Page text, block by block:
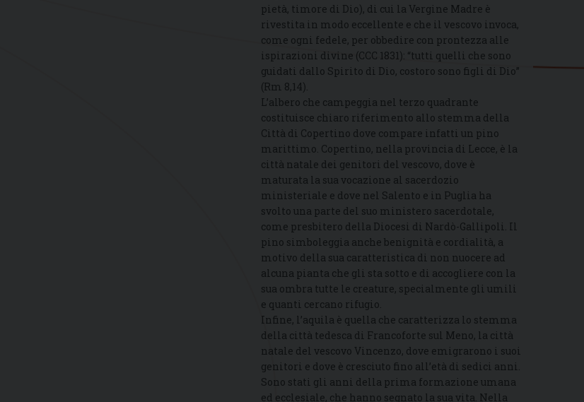
pietà, timore di Dio), di cui la Vergine Madre è
rivestita in modo eccellente e che il vescovo invoca,
come ogni fedele, per obbedire con prontezza alle
ispirazioni divine (CCC 1831): “tutti quelli che sono
guidati dallo Spirito di Dio, costoro sono figli di Dio”
(Rm 8,14).
L’albero che campeggia nel terzo quadrante
costituisce chiaro riferimento allo stemma della
Città di Copertino dove compare infatti un pino
marittimo. Copertino, nella provincia di Lecce, è la
città natale dei genitori del vescovo, dove è
maturata la sua vocazione al sacerdozio
ministeriale e dove nel Salento e in Puglia ha
svolto una parte del suo ministero sacerdotale,
come presbitero della Diocesi di Nardò-Gallipoli. Il
pino simboleggia anche benignità e cordialità, a
motivo della sua caratteristica di non nuocere ad
alcuna pianta che gli sta sotto e di accogliere con la
sua ombra tutte le creature, specialmente gli umili
e quanti cercano rifugio.
Infine, l’aquila è quella che caratterizza lo stemma
della città tedesca di Francoforte sul Meno, la città
natale del vescovo Vincenzo, dove emigrarono i suoi
genitori e dove è cresciuto fino all’età di sedici anni.
Sono stati gli anni della prima formazione umana
ed ecclesiale, che hanno segnato la sua vita. Nella